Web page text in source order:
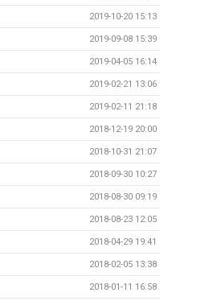
2019-10-20 15:13
2019-09-08 15:39
2019-04-05 16:14
2019-02-21 13:06
2019-02-11 21:18
2018-12-19 20:00
2018-10-31 21:07
2018-09-30 10:27
2018-08-30 09:19
2018-08-23 12:05
2018-04-29 19:41
2018-02-05 13:38
2018-01-11 16:58